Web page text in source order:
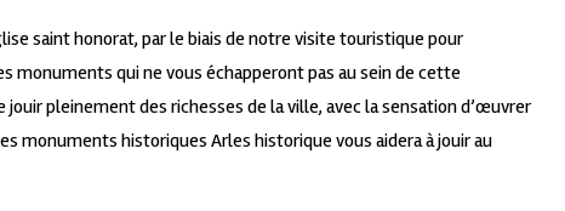
saint honorat, par le biais de notre visite touristique pour
qui ne vous échapperont pas au sein de cette
pleinement des richesses de la ville, avec la sensation d’œuvrer
monuments historiques Arles historique vous aidera à jouir au